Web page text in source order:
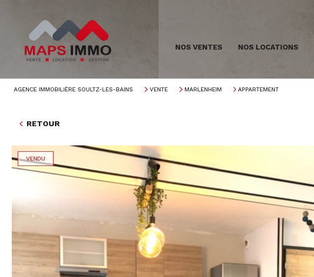
NOS VENTES NOS LOCATIONS
AGENCE IMMOBILIÈRE SOULTZ-LES-BAINS VENTE MARLENHEIM APPARTEMENT
RETOUR
VENDU